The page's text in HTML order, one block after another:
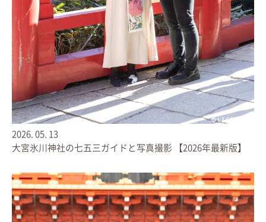
2026. 07. 01
大宮氷川神社のお宮参りガイドと写真撮影【祝い着レンタル
が無料】2026年7月最新版
2026. 05. 13
大宮氷川神社の七五三ガイドと写真撮影 【2026年最新版】